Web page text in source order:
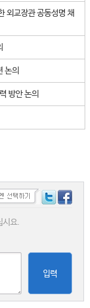
외교장관 공동성명 채
논의
방안 논의
시요.
입력